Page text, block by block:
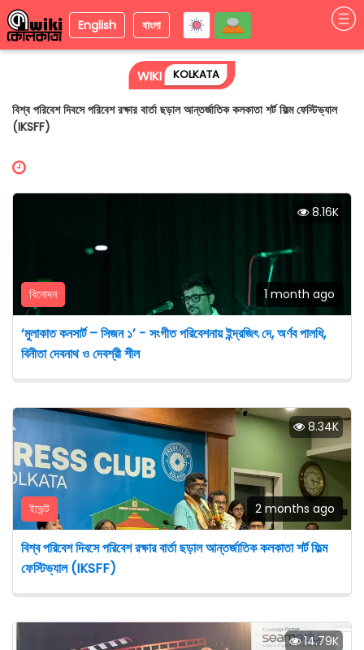
English বাংলা
WIKI KOLKATA
বিশ্ব পরিবেশ দিবসে পরিবেশ রক্ষার বার্তা ছড়াল আন্তর্জাতিক কলকাতা শর্ট ফিল্ম ফেস্টিভ্যাল
(IKSFF)
8.16K
বিনোদন 1 month ago
‘মুলাকাত কনসার্ট – সিজন ১’ - সংগীত পরিবেশনায় ইন্দ্রজিৎ দে, অর্ণব পালধি,
বিনীতা দেবনাথ ও দেবশ্রী শীল
8.34K
ইভেন্ট 2 months ago
বিশ্ব পরিবেশ দিবসে পরিবেশ রক্ষার বার্তা ছড়াল আন্তর্জাতিক কলকাতা শর্ট ফিল্ম
ফেস্টিভ্যাল (IKSFF)
14.79K